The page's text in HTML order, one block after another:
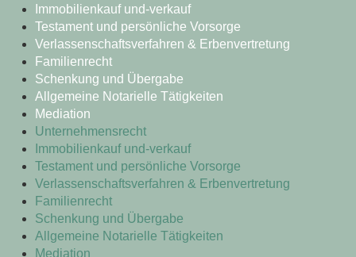
Immobilienkauf und-verkauf
Testament und persönliche Vorsorge
Verlassenschaftsverfahren & Erbenvertretung
Familienrecht
Schenkung und Übergabe
Allgemeine Notarielle Tätigkeiten
Mediation
Unternehmensrecht
Immobilienkauf und-verkauf
Testament und persönliche Vorsorge
Verlassenschaftsverfahren & Erbenvertretung
Familienrecht
Schenkung und Übergabe
Allgemeine Notarielle Tätigkeiten
Mediation